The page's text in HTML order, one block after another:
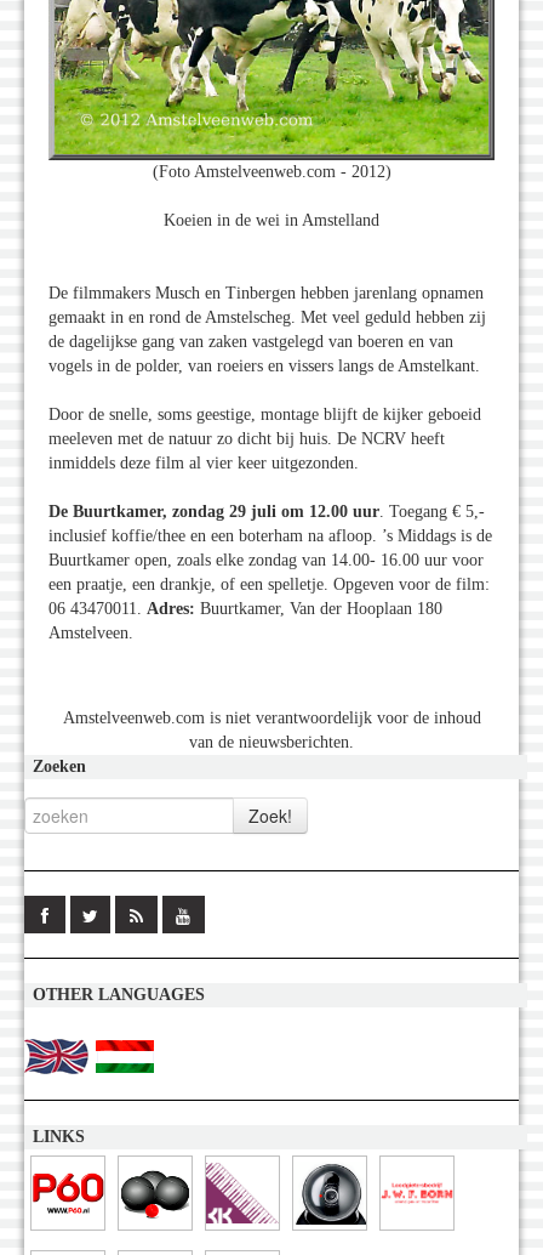
(Foto Amstelveenweb.com - 2012)
Koeien in de wei in Amstelland
De filmmakers Musch en Tinbergen hebben jarenlang opnamen
gemaakt in en rond de Amstelscheg. Met veel geduld hebben zij
de dagelijkse gang van zaken vastgelegd van boeren en van
vogels in de polder, van roeiers en vissers langs de Amstelkant.
Door de snelle, soms geestige, montage blijft de kijker geboeid
meeleven met de natuur zo dicht bij huis. De NCRV heeft
inmiddels deze film al vier keer uitgezonden.
De Buurtkamer, zondag 29 juli om 12.00 uur. Toegang € 5,-
inclusief koffie/thee en een boterham na afloop. ’s Middags is de
Buurtkamer open, zoals elke zondag van 14.00- 16.00 uur voor
een praatje, een drankje, of een spelletje. Opgeven voor de film:
06 43470011. Adres: Buurtkamer, Van der Hooplaan 180
Amstelveen.
Amstelveenweb.com is niet verantwoordelijk voor de inhoud
van de nieuwsberichten.
Zoeken
OTHER LANGUAGES
LINKS